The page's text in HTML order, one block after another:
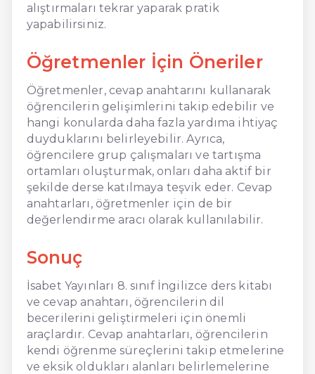
alıştırmaları tekrar yaparak pratik
yapabilirsiniz.
Öğretmenler İçin Öneriler
Öğretmenler, cevap anahtarını kullanarak
öğrencilerin gelişimlerini takip edebilir ve
hangi konularda daha fazla yardıma ihtiyaç
duyduklarını belirleyebilir. Ayrıca,
öğrencilere grup çalışmaları ve tartışma
ortamları oluşturmak, onları daha aktif bir
şekilde derse katılmaya teşvik eder. Cevap
anahtarları, öğretmenler için de bir
değerlendirme aracı olarak kullanılabilir.
Sonuç
İsabet Yayınları 8. sınıf İngilizce ders kitabı
ve cevap anahtarı, öğrencilerin dil
becerilerini geliştirmeleri için önemli
araçlardır. Cevap anahtarları, öğrencilerin
kendi öğrenme süreçlerini takip etmelerine
ve eksik oldukları alanları belirlemelerine